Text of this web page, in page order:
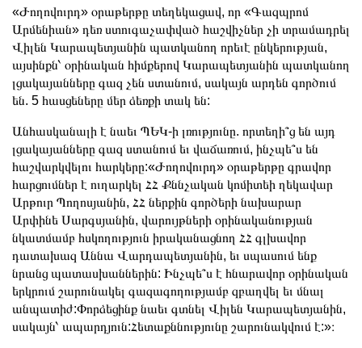
«Ժողովուրդ» օրաթերթը տեղեկացավ, որ «Գազպրոմ
Արմենիան» դեռ ստուգաչափված հաշվիչներ չի տրամադրել
Վիլեն Կարապետյանին պատկանող որեւէ ընկերության,
այսինքն՝ օրինական հիմքերով Կարապետյանին պատկանող
լցակայանները գազ չեն ստանում, սակայն արդեն գործում
են. 5 հասցեները մեր ձեռքի տակ են:
Անհասկանալի է նաեւ ՊԵԿ-ի լռությունը. որտեղի՞ց են այդ
լցակայանները գազ ստանում եւ վաճառում, ինչպե՞ս են
հաշվարկվելու հարկերը:«Ժողովուրդ» օրաթերթը գրավոր
հարցումներ է ուղարկել ՀՀ Քննչական կոմիտեի ղեկավար
Արթուր Պողոսյանին, ՀՀ ներքին գործերի նախարար
Արփինե Սարգսյանին, վարույթների օրինականության
նկատմամբ հսկողություն իրականացնող ՀՀ գլխավոր
դատախազ Աննա Վարդապետյանին, եւ սպասում ենք
նրանց պատասխաններին: Ինչպե՞ս է հնարավոր օրինական
երկրում շարունակել գազագողությամբ զբաղվել եւ մնալ
անպատիժ:Փորձեցինք նաեւ գտնել Վիլեն Կարապետյանին,
սակայն՝ ապարդյուն:Հետաքննությունը շարունակվում է:»։